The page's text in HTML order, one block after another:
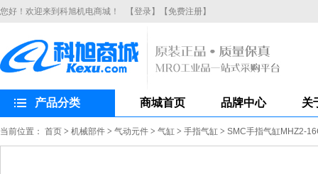
您好！欢迎来到科旭机电商城！ 【登录】 【免费注册】
产品分类 商城首页 品牌中心 关
当前位置： 首页 > 机械部件 > 气动元件 > 气缸 > 手指气缸 > SMC手指气缸MHZ2-